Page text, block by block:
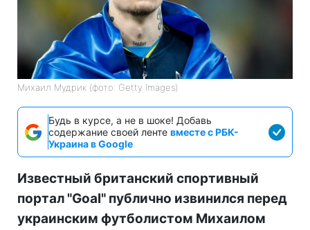
Михаил Мудрик (фото: Getty Images)
Будь в курсе, а не в шоке! Добавь
содержание своей ленте вместе с РБК-
Украина в Google
Известный британский спортивный
портал "Goal" публично извинился перед
украинским футболистом Михаилом